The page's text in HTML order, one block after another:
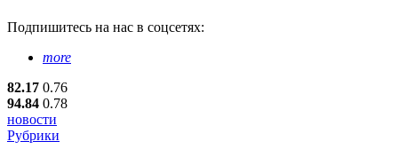
Подпишитесь на нас в соцсетях:
more
82.17 0.76
94.84 0.78
новости
Рубрики